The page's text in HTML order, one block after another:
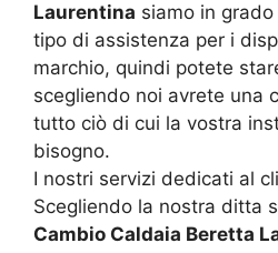
Laurentina siamo in
tipo di assistenza per i
marchio, quindi potete
scegliendo noi avrete una
tutto ciò di cui la vostra
bisogno.
I nostri servizi dedicati al
Scegliendo la nostra ditta
Cambio Caldaia Beretta